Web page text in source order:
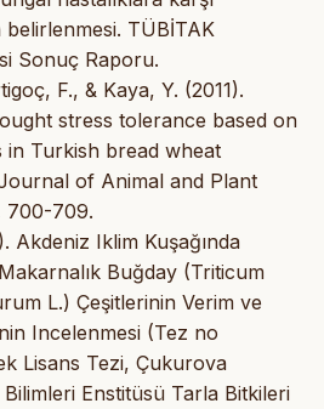
belirlenmesi. TÜBİTAK
Sonuç Raporu.
F., & Kaya, Y. (2011).
stress tolerance based on
in Turkish bread wheat
of Animal and Plant
700-709.
Akdeniz Iklim Kuşağında
Buğday (Triticum
L.) Çeşitlerinin Verim ve
Incelenmesi (Tez no
Lisans Tezi, Çukurova
Enstitüsü Tarla Bitkileri